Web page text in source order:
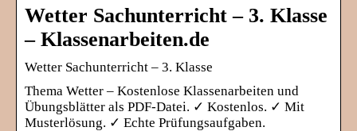
Wetter Sachunterricht – 3. Klasse
– Klassenarbeiten.de
Wetter Sachunterricht – 3. Klasse
Thema Wetter – Kostenlose Klassenarbeiten und
Übungsblätter als PDF-Datei. ✓ Kostenlos. ✓ Mit
Musterlösung. ✓ Echte Prüfungsaufgaben.